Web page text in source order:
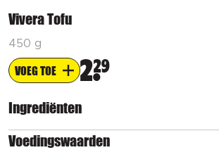
Vivera Tofu
450 g
VOEG TOE 229
Ingrediënten
Voedingswaarden